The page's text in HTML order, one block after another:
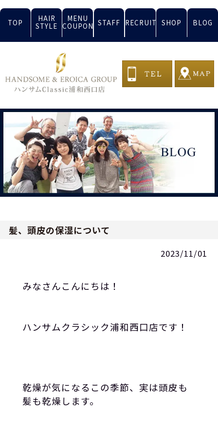
TOP
HAIR
STYLE
MENU
COUPON STAFF RECRUIT SHOP BLOG
髪、頭皮の保湿について
2023/11/01
みなさんこんにちは！
ハンサムクラシック浦和西口店です！
乾燥が気になるこの季節、実は頭皮も
髪も乾燥します。